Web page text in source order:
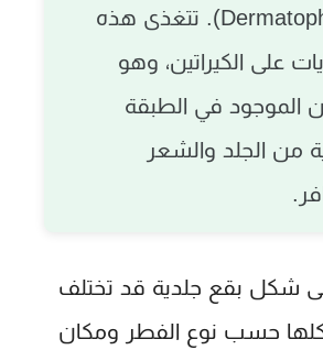
(Dermatophytes). تتغذى هذه
على الكيراتين، وهو
الموجود في الطبقة
من الجلد والشعر
شكل بقع جلدية قد تختلف
حسب نوع الفطر ومكان